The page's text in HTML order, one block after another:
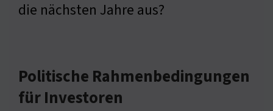
die nächsten Jahre aus?
Politische Rahmenbedingungen
für Investoren